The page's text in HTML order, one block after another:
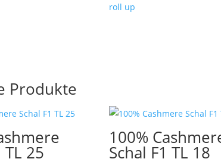
roll up
Produkte
TL 25
100%
Schal F1 TL 18